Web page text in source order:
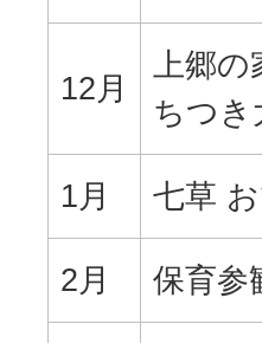
12月
上郷
ちつき
1月 七草
2月 保育参